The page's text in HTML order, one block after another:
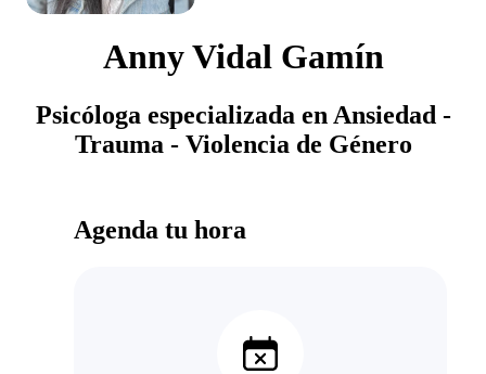
Anny Vidal Gamín
Psicóloga especializada en Ansiedad -
Trauma - Violencia de Género
Agenda tu hora